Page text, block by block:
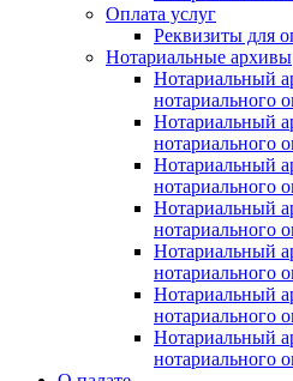
Оплата услуг
Реквизиты для
Нотариальные архивы
Нотариальный
нотариального
Нотариальный
нотариального
Нотариальный
нотариального
Нотариальный
нотариального
Нотариальный
нотариального
Нотариальный
нотариального
Нотариальный
нотариального